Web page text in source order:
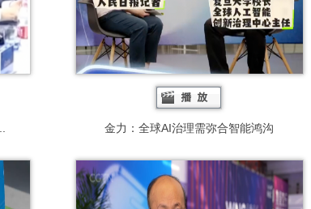
金力：全球AI治理需弥合智能鸿沟